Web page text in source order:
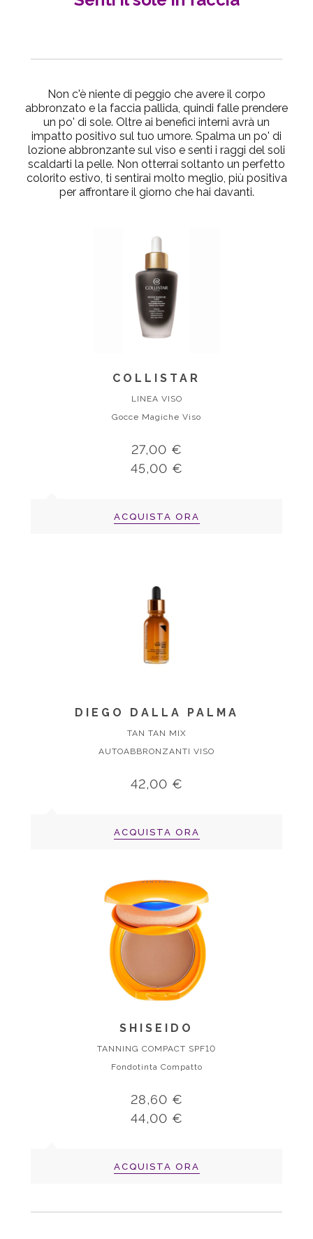
Non c'è niente di peggio che avere il corpo
abbronzato e la faccia pallida, quindi falle prendere
un po' di sole. Oltre ai benefici interni avrà un
impatto positivo sul tuo umore. Spalma un po' di
lozione abbronzante sul viso e senti i raggi del soli
scaldarti la pelle. Non otterrai soltanto un perfetto
colorito estivo, ti sentirai molto meglio, più positiva
per affrontare il giorno che hai davanti.
COLLISTAR
LINEA VISO
Gocce Magiche Viso
27,00 €
45,00 €
ACQUISTA ORA
DIEGO DALLA PALMA
TAN TAN MIX
AUTOABBRONZANTI VISO
42,00 €
ACQUISTA ORA
SHISEIDO
TANNING COMPACT SPF10
Fondotinta Compatto
28,60 €
44,00 €
ACQUISTA ORA